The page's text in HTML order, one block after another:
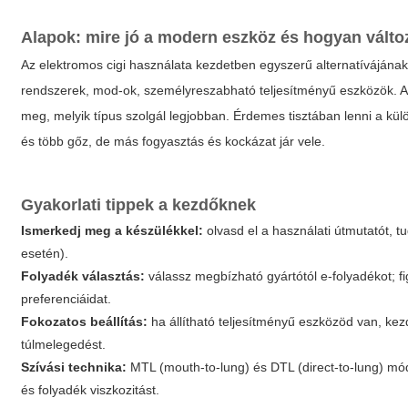
Alapok: mire jó a modern eszköz és hogyan
Azelektromos cigi használata kezdetben egyszerű
rendszerek, mod-ok, személyreszabható teljesítményű
meg, melyik típus szolgál legjobban. Érdemes tisztában lenni a
és több gőz, de más fogyasztás és kockázat jár vele.
Gyakorlati tippek a kezdőknek
Ismerkedj meg a készülékkel: olvasd el a használati útmutatót,
esetén).
Folyadék választás: válassz megbízható gyártótól e-folyadékot;
preferenciáidat.
Fokozatos beállítás: ha állítható teljesítményű eszközöd van,
túlmelegedést.
Szívási technika: MTL (mouth-to-lung) és DTL (direct-to-lung)
és folyadék viszkozitást.